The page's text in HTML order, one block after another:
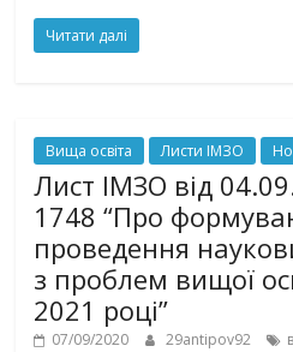
Читати далі
Вища освіта Листи ІМЗО
Лист ІМЗО від
1748 “Про
проведення
з проблем вищої
2021 році”
07/09/2020 29antipov92